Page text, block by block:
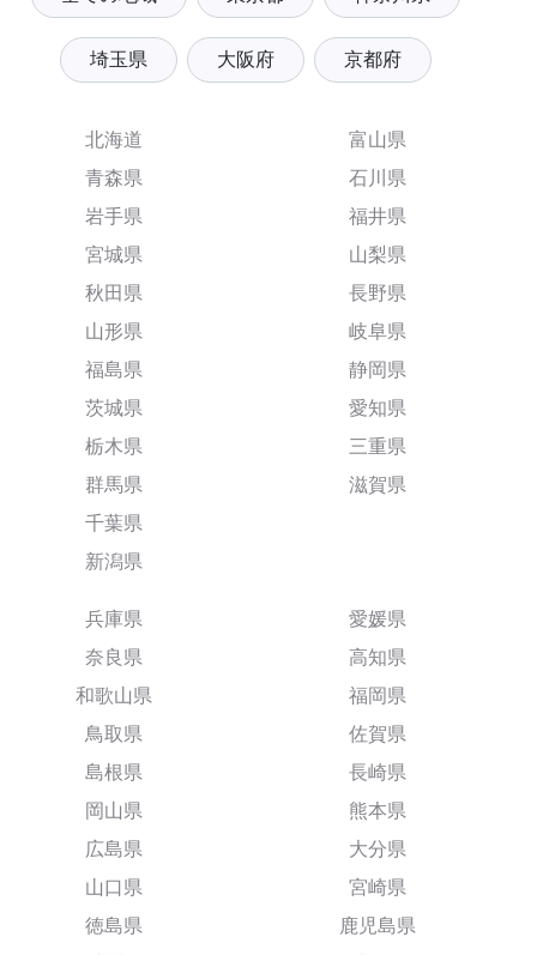
埼玉県 大阪府 京都府
北海道
青森県
岩手県
宮城県
秋田県
山形県
福島県
茨城県
栃木県
群馬県
千葉県
新潟県
富山県
石川県
福井県
山梨県
長野県
岐阜県
静岡県
愛知県
三重県
滋賀県
兵庫県
奈良県
和歌山県
鳥取県
島根県
岡山県
広島県
山口県
徳島県
愛媛県
高知県
福岡県
佐賀県
長崎県
熊本県
大分県
宮崎県
鹿児島県